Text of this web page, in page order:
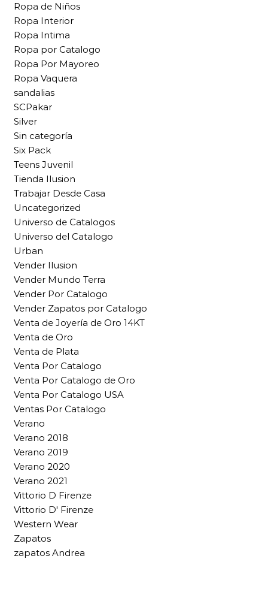
Ropa de Niños
Ropa Interior
Ropa Intima
Ropa por Catalogo
Ropa Por Mayoreo
Ropa Vaquera
sandalias
SCPakar
Silver
Sin categoría
Six Pack
Teens Juvenil
Tienda Ilusion
Trabajar Desde Casa
Uncategorized
Universo de Catalogos
Universo del Catalogo
Urban
Vender Ilusion
Vender Mundo Terra
Vender Por Catalogo
Vender Zapatos por Catalogo
Venta de Joyería de Oro 14KT
Venta de Oro
Venta de Plata
Venta Por Catalogo
Venta Por Catalogo de Oro
Venta Por Catalogo USA
Ventas Por Catalogo
Verano
Verano 2018
Verano 2019
Verano 2020
Verano 2021
Vittorio D Firenze
Vittorio D' Firenze
Western Wear
Zapatos
zapatos Andrea